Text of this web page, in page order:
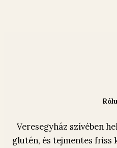
Veresegyház szívében
glutén, és tejmentes